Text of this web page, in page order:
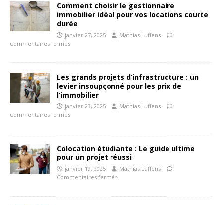
Comment choisir le gestionnaire
immobilier idéal pour vos locations courte
durée
janvier 27, 2025
Mathias Luffens
Commentaires fermés
Les grands projets d’infrastructure : un
levier insoupçonné pour les prix de
l’immobilier
janvier 23, 2025
Mathias Luffens
Commentaires fermés
Colocation étudiante : Le guide ultime
pour un projet réussi
janvier 19, 2025
Mathias Luffens
Commentaires fermés